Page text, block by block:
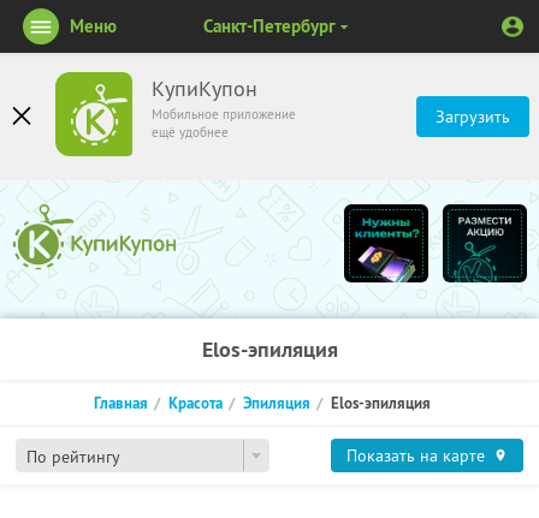
КупиКупон
Мобильное приложение
ещё удобнее
Загрузить
Меню Санкт-Петербург
Elos-эпиляция
По рейтингу
Главная Красота Эпиляция Elos-эпиляция
Показать на карте